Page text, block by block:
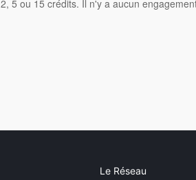
2, 5 ou 15 crédits. Il n'y a aucun
Le Réseau